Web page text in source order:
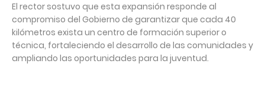
El rector sostuvo que esta expansión responde al
compromiso del Gobierno de garantizar que cada 40
kilómetros exista un centro de formación superior o
técnica, fortaleciendo el desarrollo de las comunidades y
ampliando las oportunidades para la juventud.